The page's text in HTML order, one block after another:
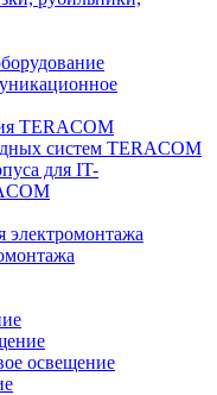
TERACOM
систем TERACOM
для IT-
электромонтажа
освещение